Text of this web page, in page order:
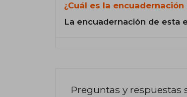
¿Cuál es la encuadernación
La encuadernación de esta
Preguntas y respuestas